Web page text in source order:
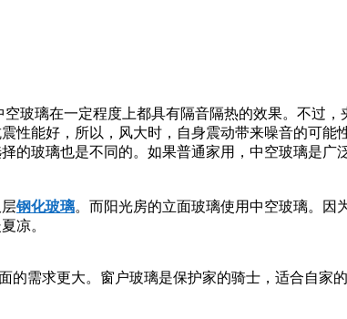
璃在一定程度上都具有隔音隔热的效果。不过
性能好，所以，风大时，自身震动带来噪音的可
的玻璃也是不同的。如果普通家用，中空玻璃是
钢化玻璃。而阳光房的立面玻璃使用中空玻璃。因
凉。
需求更大。窗户玻璃是保护家的骑士，适合自家的